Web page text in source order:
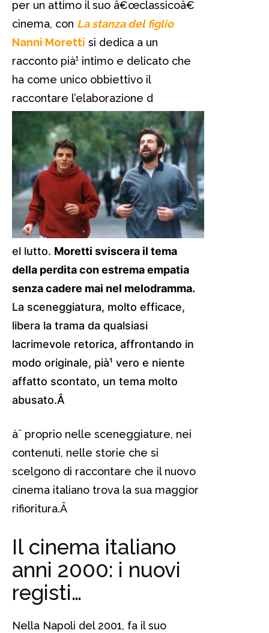
per un attimo il suo â€œclassicoâ€
cinema, con La stanza del figlio
Nanni Moretti si dedica a un
racconto pià¹ intimo e delicato che
ha come unico obbiettivo il
raccontare l’elaborazione d
el lutto. Moretti sviscera il tema
della perdita con estrema empatia
senza cadere mai nel melodramma.
La sceneggiatura, molto efficace,
libera la trama da qualsiasi
lacrimevole retorica, affrontando in
modo originale, pià¹ vero e niente
affatto scontato, un tema molto
abusato.Â
àˆ proprio nelle sceneggiature, nei
contenuti, nelle storie che si
scelgono di raccontare che il nuovo
cinema italiano trova la sua maggior
rifioritura.Â
Il cinema italiano
anni 2000: i nuovi
registi…
Nella Napoli del 2001, fa il suo